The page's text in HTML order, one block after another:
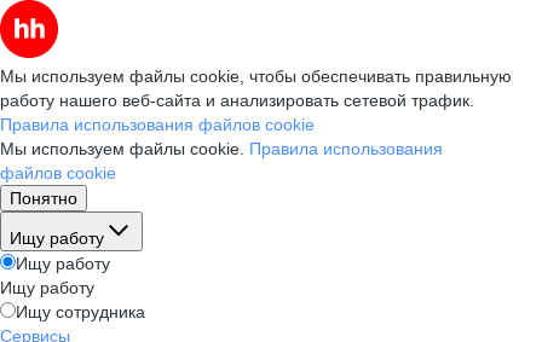
Мы используем файлы cookie, чтобы обеспечивать правильную
работу нашего веб-сайта и анализировать сетевой трафик.
Правила использования файлов cookie
Мы используем файлы cookie. Правила использования
файлов cookie
Понятно
Ищу работу
Ищу работу
Ищу работу
Ищу сотрудника
Сервисы